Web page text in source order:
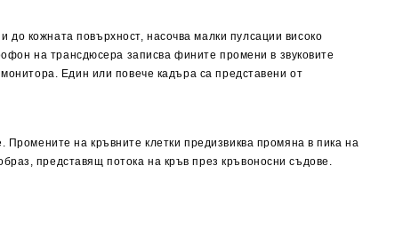
кожната повърхност, насочва малки пулсации високо
на трансдюсера записва фините промени в звуковите
Един или повече кадъра са представени от
на кръвните клетки предизвиква промяна в пика на
представящ потока на кръв през кръвоносни съдове.